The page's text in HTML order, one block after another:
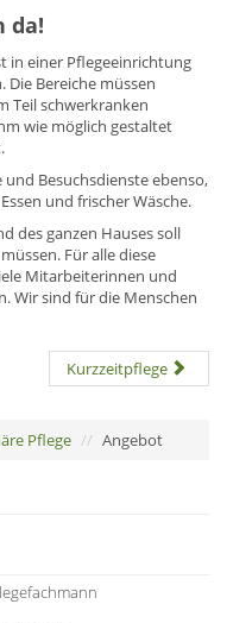
da!
in einer Pflegeeinrichtung
Die Bereiche müssen
Teil schwerkranken
wie möglich gestaltet
Besuchsdienste ebenso,
und frischer Wäsche.
des ganzen Hauses soll
Für alle diese
Mitarbeiterinnen und
Wir sind für die Menschen
Kurzzeitpflege
Pflege // Angebot